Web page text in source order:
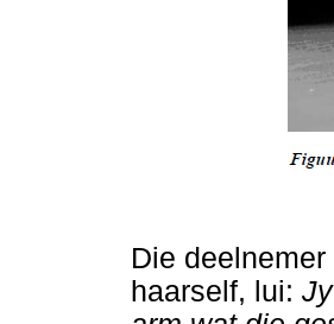
Die
haarself, lui: